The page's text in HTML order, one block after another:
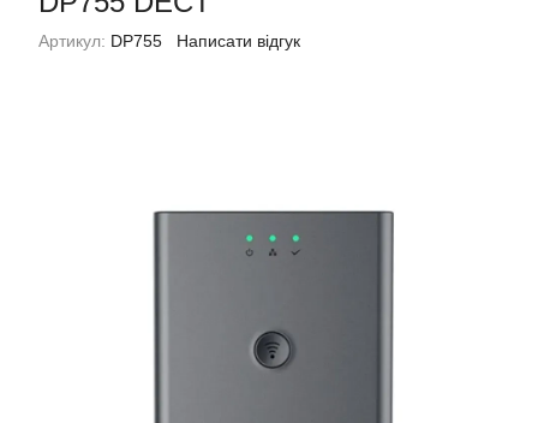
Артикул: DP755 Написати відгук